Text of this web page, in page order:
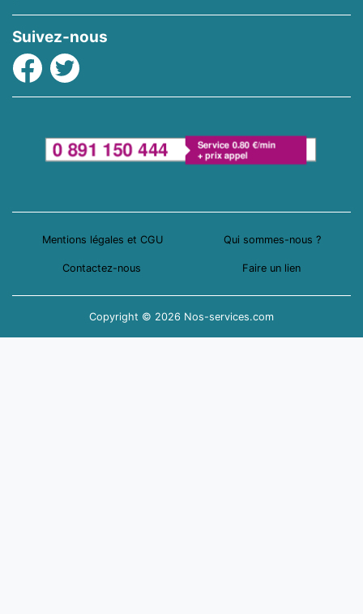
Suivez-nous
Facebook
Twitter
Mentions légales et CGU Qui sommes-nous ?
Contactez-nous Faire un lien
Copyright © 2026 Nos-services.com